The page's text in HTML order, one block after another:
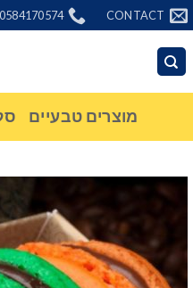
CONTACT
0584170574 <<<
מוצרים טבעיים